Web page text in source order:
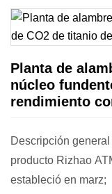
Planta de
núcleo
rendimiento
Descripción
producto Rizhao
estableció en marz;